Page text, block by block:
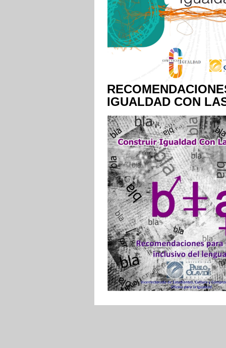
IGUALDAD CON